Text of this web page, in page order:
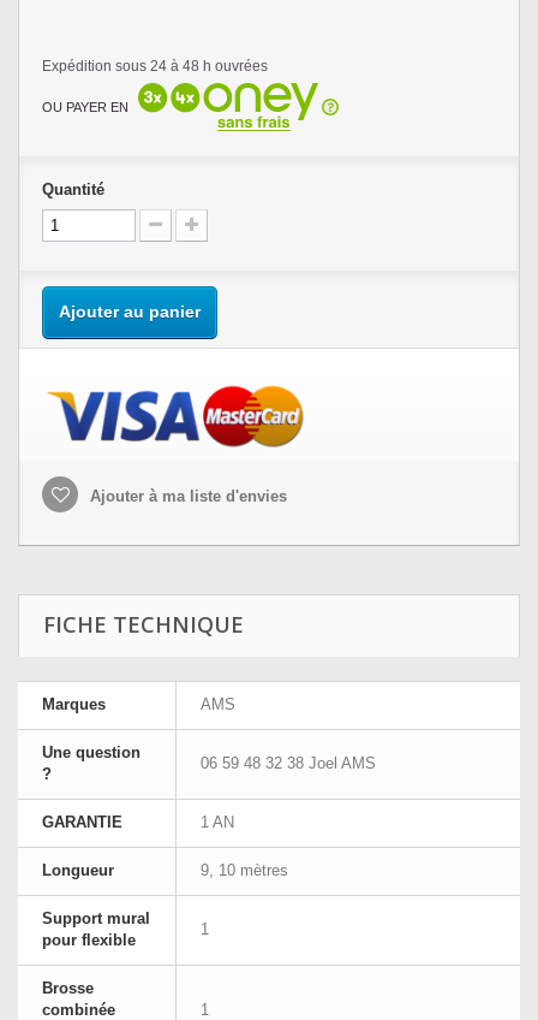
Expédition sous 24 à 48 h ouvrées
OU PAYER EN
Quantité
Ajouter au panier
Ajouter à ma liste d'envies
FICHE TECHNIQUE
Marques AMS
Une question
?
06 59 48 32 38 Joel AMS
GARANTIE 1 AN
Longueur 9, 10 mètres
Support mural
pour flexible
1
Brosse
combinée
1